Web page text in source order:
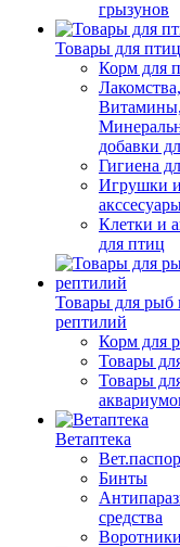
грызунов
Товары для птиц
Корм для
Лакомства,
Витамины,
добавки
Гигиена
Игрушки и
Клетки и
для птиц
Товары для рыб
рептилий
Корм для
Товары
Товары
Ветаптека
Бинты
средства
Воротники